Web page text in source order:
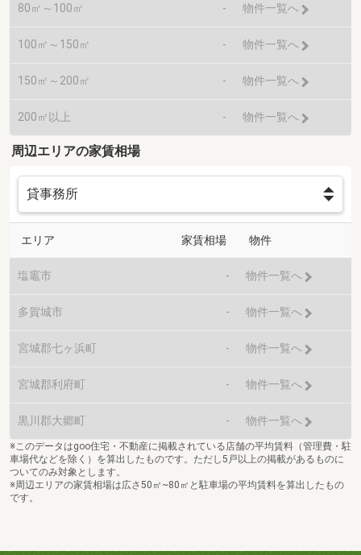
80㎡～100㎡ - 物件一覧へ
100㎡～150㎡ - 物件一覧へ
150㎡～200㎡ - 物件一覧へ
200㎡以上 - 物件一覧へ
周辺エリアの家賃相場
エリア 家賃相場 物件
塩竈市 - 物件一覧へ
多賀城市 - 物件一覧へ
宮城郡七ヶ浜町 - 物件一覧へ
宮城郡利府町 - 物件一覧へ
黒川郡大郷町 - 物件一覧へ
※このデータはgoo住宅・不動産に掲載されている店舗の平均賃料（管理費・駐
車場代などを除く）を算出したものです。ただし5戸以上の掲載があるものに
ついてのみ対象とします。
※周辺エリアの家賃相場は広さ50㎡~80㎡と駐車場の平均賃料を算出したもの
です。